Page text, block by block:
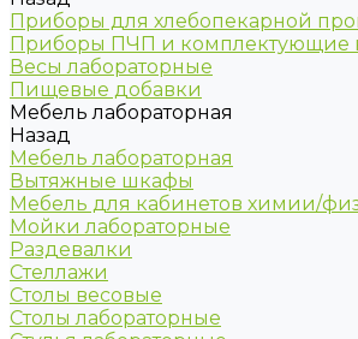
Приборы для хлебопекарной
Приборы ПЧП и комплектующие
Весы лабораторные
Пищевые добавки
Мебель лабораторная
Назад
Мебель лабораторная
Вытяжные шкафы
Мебель для кабинетов химии/
Мойки лабораторные
Раздевалки
Стеллажи
Столы весовые
Столы лабораторные